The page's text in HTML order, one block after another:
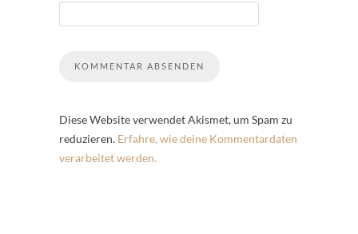
Diese Website verwendet Akismet, um Spam zu
reduzieren. Erfahre, wie deine Kommentardaten
verarbeitet werden.